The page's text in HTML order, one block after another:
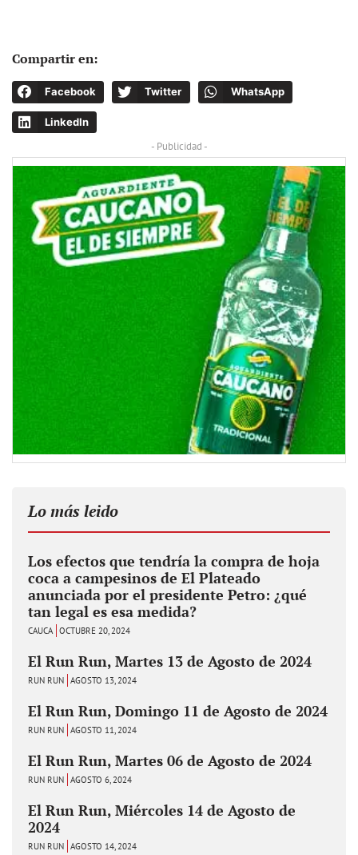
Compartir en:
Facebook Twitter WhatsApp
LinkedIn
- Publicidad -
Lo más leido
Los efectos que tendría la compra de hoja
coca a campesinos de El Plateado
anunciada por el presidente Petro: ¿qué
tan legal es esa medida?
CAUCA OCTUBRE 20, 2024
El Run Run, Martes 13 de Agosto de 2024
RUN RUN AGOSTO 13, 2024
El Run Run, Domingo 11 de Agosto de 2024
RUN RUN AGOSTO 11, 2024
El Run Run, Martes 06 de Agosto de 2024
RUN RUN AGOSTO 6, 2024
El Run Run, Miércoles 14 de Agosto de
2024
RUN RUN AGOSTO 14, 2024